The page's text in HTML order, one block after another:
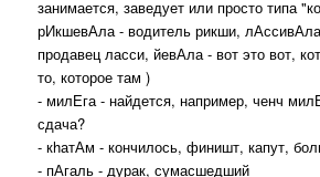
занимается, заведует или просто типа
рИкшевАла - водитель рикши,
продавец ласси, йевАла - вот это вот,
то, которое там )
- милЕга - найдется, например, ченч
сдача?
- кhатАм - кончилось, финишт, капут,
- пАгаль - дурак, сумасшедший